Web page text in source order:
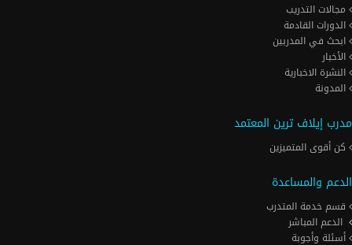
مجالات التدريب
الدورات القادمة
ابحث في المدربين
الأخبار
النشرة الاخبارية
المدونة
مدرب إيلاف ترين المعتمد
كن أقوى المتميزين
الدعم والمساعدة
قسم خدمة المتدرب
الدعم المباشر
أسئلة وأجوبة